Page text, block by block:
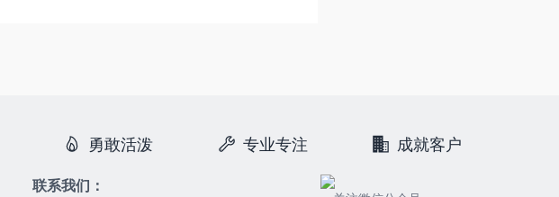
勇敢活泼 专业专注 成就客户
联系我们：